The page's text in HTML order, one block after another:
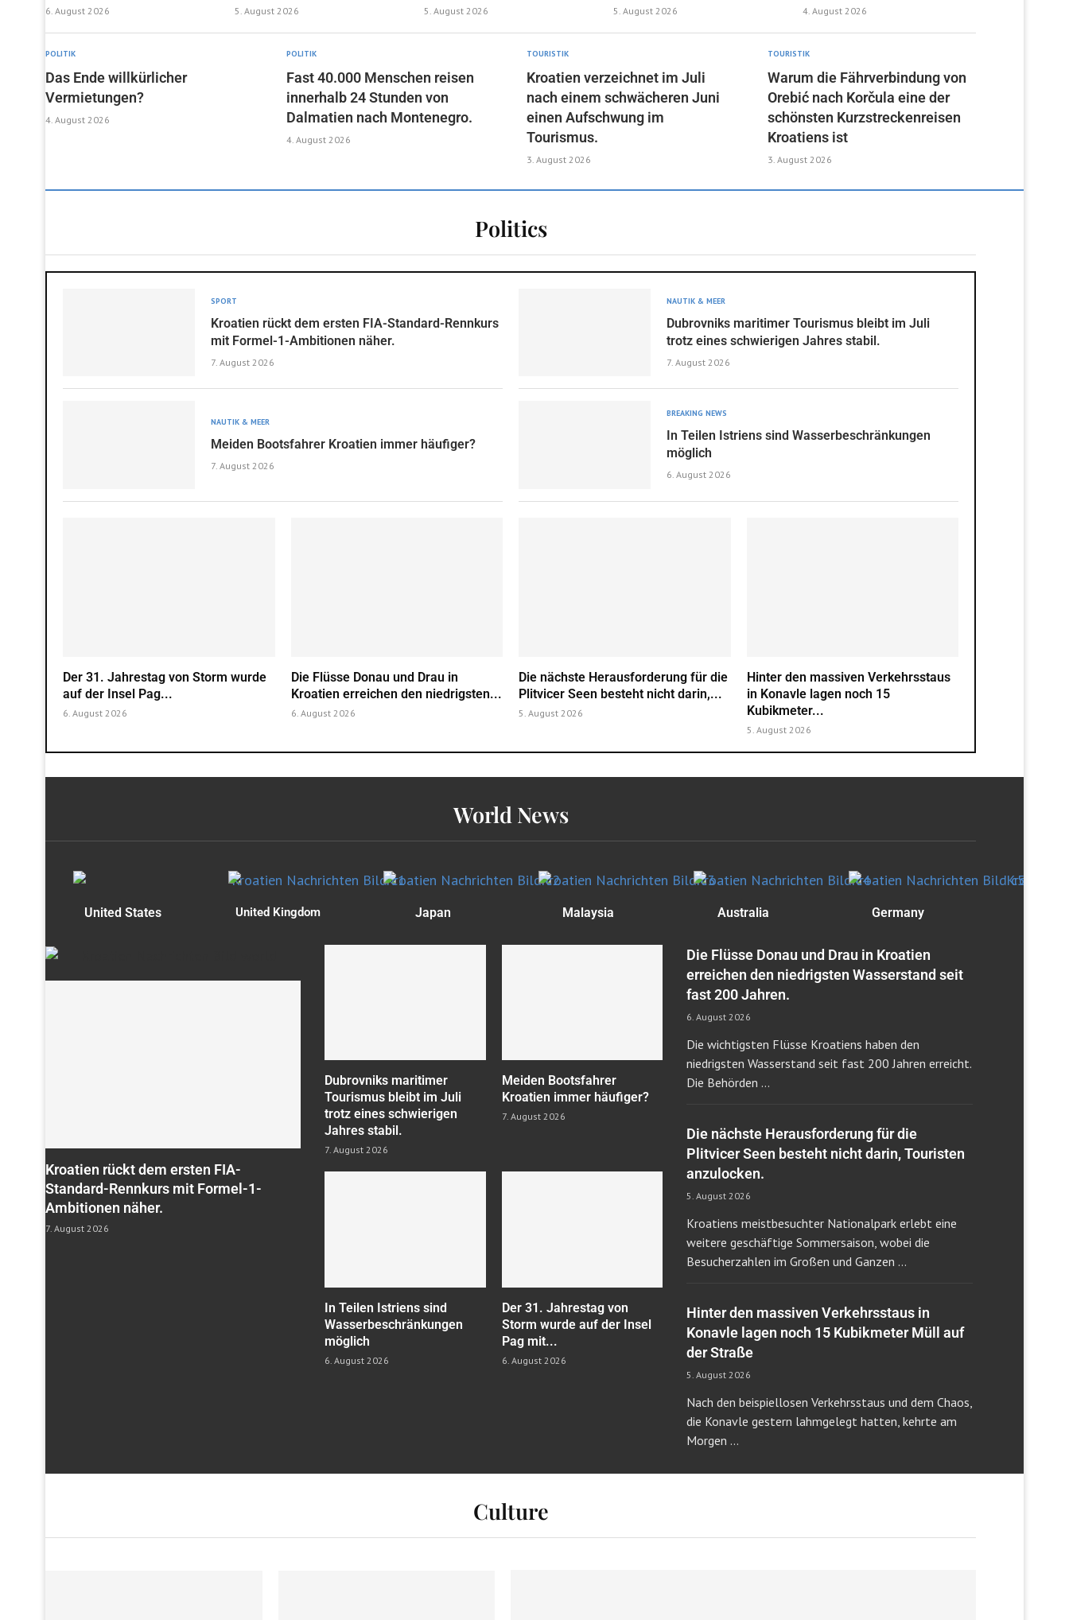
6. August 2026 5. August 2026 5. August 2026 5. August 2026 4. August 2026
POLITIK
Das Ende willkürlicher
Vermietungen?
4. August 2026
POLITIK
Fast 40.000 Menschen reisen
innerhalb 24 Stunden von
Dalmatien nach Montenegro.
4. August 2026
TOURISTIK
Kroatien verzeichnet im Juli
nach einem schwächeren Juni
einen Aufschwung im
Tourismus.
3. August 2026
TOURISTIK
Warum die Fährverbindung von
Orebić nach Korčula eine der
schönsten Kurzstreckenreisen
Kroatiens ist
3. August 2026
Politics
SPORT
Kroatien rückt dem ersten FIA-Standard-Rennkurs
mit Formel-1-Ambitionen näher.
7. August 2026
NAUTIK & MEER
Dubrovniks maritimer Tourismus bleibt im Juli
trotz eines schwierigen Jahres stabil.
7. August 2026
NAUTIK & MEER
Meiden Bootsfahrer Kroatien immer häufiger?
7. August 2026
BREAKING NEWS
In Teilen Istriens sind Wasserbeschränkungen
möglich
6. August 2026
Der 31. Jahrestag von Storm wurde
auf der Insel Pag...
6. August 2026
Die Flüsse Donau und Drau in
Kroatien erreichen den niedrigsten...
6. August 2026
Die nächste Herausforderung für die
Plitvicer Seen besteht nicht darin,...
5. August 2026
Hinter den massiven Verkehrsstaus
in Konavle lagen noch 15
Kubikmeter...
5. August 2026
World News
United States United Kingdom Japan Malaysia Australia Germany
Kroatien rückt dem ersten FIA-
Standard-Rennkurs mit Formel-1-
Ambitionen näher.
7. August 2026
Dubrovniks maritimer
Tourismus bleibt im Juli
trotz eines schwierigen
Jahres stabil.
7. August 2026
Meiden Bootsfahrer
Kroatien immer häufiger?
7. August 2026
In Teilen Istriens sind
Wasserbeschränkungen
möglich
6. August 2026
Der 31. Jahrestag von
Storm wurde auf der Insel
Pag mit...
6. August 2026
Die Flüsse Donau und Drau in Kroatien
erreichen den niedrigsten Wasserstand seit
fast 200 Jahren.
6. August 2026
Die wichtigsten Flüsse Kroatiens haben den
niedrigsten Wasserstand seit fast 200 Jahren erreicht.
Die Behörden …
Die nächste Herausforderung für die
Plitvicer Seen besteht nicht darin, Touristen
anzulocken.
5. August 2026
Kroatiens meistbesuchter Nationalpark erlebt eine
weitere geschäftige Sommersaison, wobei die
Besucherzahlen im Großen und Ganzen …
Hinter den massiven Verkehrsstaus in
Konavle lagen noch 15 Kubikmeter Müll auf
der Straße
5. August 2026
Nach den beispiellosen Verkehrsstaus und dem Chaos,
die Konavle gestern lahmgelegt hatten, kehrte am
Morgen …
Culture